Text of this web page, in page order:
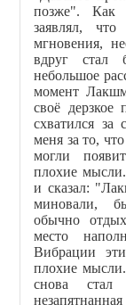
позже". Как
заявлял,
мгновения,
вдруг стал
небольшое
момент
своё
схватился
меня за то,
могли
плохие
и сказал:
миновали,
обычно
место
Вибрации
плохие
снова стал